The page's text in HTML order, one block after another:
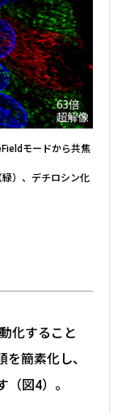
モードから共焦
）、デチロシン化
化すること
簡素化し、
図4）。